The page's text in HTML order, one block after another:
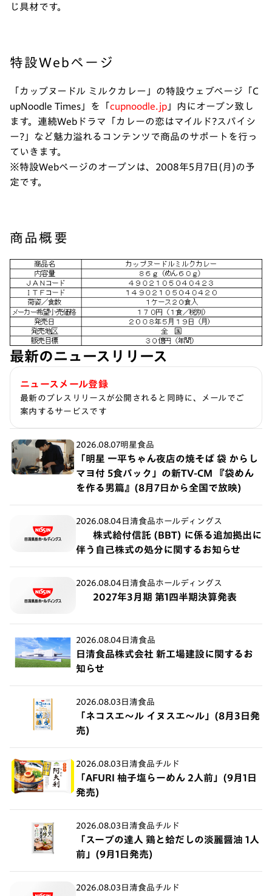
じ具材です。
特設Webページ
「カップヌードル ミルクカレー」の特設ウェブページ「C
upNoodle Times」を「 cupnoodle.jp 」内にオープン致し
ます。連続Webドラマ「カレーの恋はマイルド?スパイシ
ー?」など魅力溢れるコンテンツで商品のサポートを行っ
ていきます。
※特設Webページのオープンは、2008年5月7日(月)の予
定です。
商品概要
最新のニュースリリース
ニュースメール登録
最新のプレスリリースが公開されると同時に、メールでご
案内するサービスです
2026.08.07明星食品
「明星 一平ちゃん夜店の焼そば 袋 からし
マヨ付 5食パック」の新TV-CM 『袋めん
を作る男篇』(8月7日から全国で放映)
2026.08.04 日清食品ホールディングス
株式給付信託 (BBT) に係る追加拠出に
伴う自己株式の処分に関するお知らせ
2026.08.04 日清食品ホールディングス
2027年3月期 第1四半期決算発表
2026.08.04 日清食品
日清食品株式会社 新工場建設に関するお
知らせ
2026.08.03 日清食品
「ネコスエ～ル イヌスエ～ル」(8月3日発
売)
2026.08.03 日清食品チルド
「AFURI 柚子塩らーめん 2人前」(9月1日
発売)
2026.08.03 日清食品チルド
「スープの達人 鶏と蛤だしの淡麗醤油 1人
前」(9月1日発売)
2026.08.03 日清食品チルド